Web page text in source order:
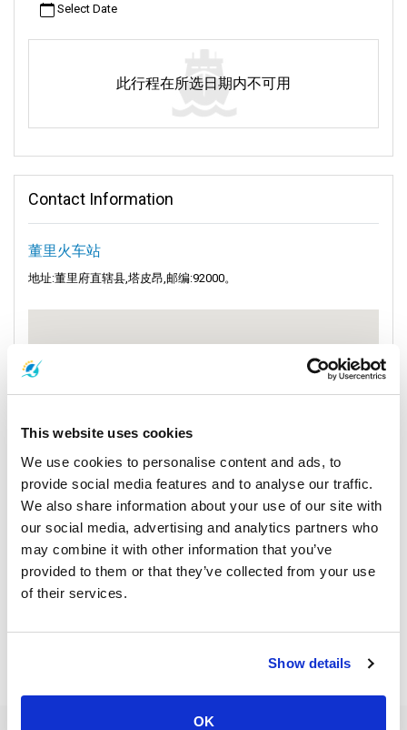
This website uses cookies
We use cookies to personalise content and ads, to
provide social media features and to analyse our traffic.
We also share information about your use of our site with
our social media, advertising and analytics partners who
may combine it with other information that you’ve
provided to them or that they’ve collected from your use
of their services.
Show details
OK
出租车方便易达,可快速抵达附近的住宿地点。泰国国家铁路公司
车站提供多种列车服务。它提供前往热门目的地的关键列车路
线。从该站出发,可以前往曼谷、三森、坎塘、通颂和洛坤府等
董里火车站周边地区生机勃勃。出租车随处可见,可以载乘客前往
不同地方。在火车站内,乘客可以购买火车票。他们必须选择想要
董里是泰国南部的瑰宝,完美地诠释了泰国南部独特的魅力。因此,
董里火车站不仅仅是一个中转站,更是开启全国铁路之旅的起点。
您可以选择舒适的卧铺车厢,也可以选择经济实惠的标准车厢。每
和通颂,则将文化遗产与自然美景融为一体。
庄火车站是泰国国家铁路的重要组成部分。它不仅仅是一个车站,
更是探索泰国各种列车的起点。从买票到选择卧铺,每一次旅行都
是独一无二的。乘客可以选择乘坐特快列车享受舒适的旅程,也可
以选择乘坐东北线列车探索未知的世界。
您真的应该坐火车从曼谷到清迈,这是一次奇妙的旅行。此外,很多
人喜欢廊开府的火车路线。无论您是前往热闹的曼谷,还是宁静的
华欣海岸,每一次旅行都意义重大。毕竟,沿途的经历和游览的目的
Select Date
此行程在所选日期内不可用
Contact Information
董里火车站
地址:董里府直辖县,塔皮昂,邮编:92000。